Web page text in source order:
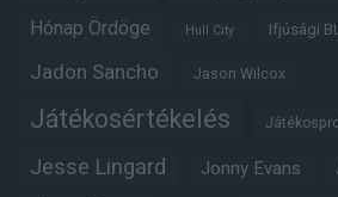
Hónap Ördöge Hull City Ifjúsági
Jadon Sancho Jason Wilcox
Játékosértékelés
Jesse Lingard Jonny Evans